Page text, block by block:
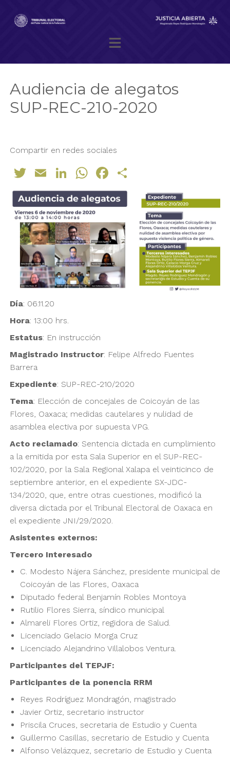
Magistrado presidente Reyes Rodríguez Mondragón
Audiencia de alegatos
SUP-REC-210-2020
Compartir en redes sociales
Twitter
EmailLinkedIn
WhatsApp
Facebook
Día: 06.11.20
Hora: 13:00 hrs.
Estatus: En instrucción
Magistrado Instructor: Felipe Alfredo Fuentes
Barrera
Expediente: SUP-REC-210/2020
Tema: Elección de concejales de Coicoyán de las
Flores, Oaxaca; medidas cautelares y nulidad de
asamblea electiva por supuesta VPG.
Acto reclamado: Sentencia dictada en cumplimiento
a la emitida por esta Sala Superior en el SUP-REC-
102/2020, por la Sala Regional Xalapa el veinticinco de
septiembre anterior, en el expediente SX-JDC-
134/2020, que, entre otras cuestiones, modificó la
diversa dictada por el Tribunal Electoral de Oaxaca en
el expediente JNI/29/2020.
Asistentes externos:
Tercero Interesado
C. Modesto Nájera Sánchez, presidente municipal de
Coicoyán de las Flores, Oaxaca
Diputado federal Benjamín Robles Montoya
Rutilio Flores Sierra, síndico municipal
Almareli Flores Ortiz, regidora de Salud.
Licenciado Gelacio Morga Cruz
Licenciado Alejandrino Villalobos Ventura.
Participantes del TEPJF:
Participantes de la ponencia RRM
Reyes Rodríguez Mondragón, magistrado
Javier Ortiz, secretario instructor
Priscila Cruces, secretaria de Estudio y Cuenta
Guillermo Casillas, secretario de Estudio y Cuenta
Alfonso Velázquez, secretario de Estudio y Cuenta